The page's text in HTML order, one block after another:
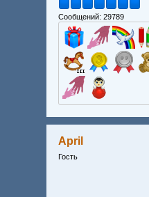
Сообщений: 29789
April
Гость